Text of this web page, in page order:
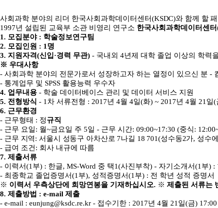
사회과학 분야의 리더 한국사회과학데이터센터(KSDC)와 함께 할
1997년 설립된 교육부 소관 비영리 연구소 한국사회과학데이터센터
1. 모집분야 : 학술정보연구팀
2. 모집인원 : 1 명
3. 지원자격(신입·경력 무관) - 국내외 4년제 대학 졸업 이상의 학력
※ 우대사항
- 사회과학 분야의 전문가로서 성장하고자 하는 열정이 있으신 분 -
- 통계업무 및 SPSS 활용능력 우수자
4. 업무내용 - 학술 데이터베이스 관리 및 데이터 서비스 지원
5. 전형방식 - 1 차 서류전형 : 2017년 4월 4일(화) ~ 2017년 4월 21 일(
6. 근무환경
- 근무형태 : 정규직
- 근무 요일: 월~금요일 주 5일 - 근무 시간: 09:00~17:30 (중식:
- 근무 지역:서울시 성동구 아차산로 7나길 18 701(성수동2가, 성수
- 급여 조건 : 회사 내규에 따름
7. 제출서류
- 이력서(1 부) : 한글, MS-Word 중 택1(사진부착) - 자기소개서(1 부) :
- 최종학교 졸업증명서(1 부), 성적증명서(1 부) : 전 학년 성적 증명서
※ 이력서 우측상단에 희망연봉을 기재하십시오. ※ 제출된 서류는
8. 제출방법 : e-mail 제출
- e-mail : eunjung@ksdc.re.kr - 접수기한 : 2017년 4월 21 일(금)